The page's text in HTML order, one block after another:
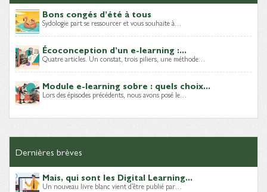
Bons congés d’été à tous
Sydologie part se ressourcer et vous souhaite à…
Écoconception d’un e-learning :...
Quatre articles. Un constat, trois piliers, une méthode…
Module e-learning sobre : quels choix...
Lors des épisodes précédents, nous avons posé le…
Dernières brèves
Mais, qui sont les Digital Learning...
Un nouveau livre blanc vient d’être publié par…